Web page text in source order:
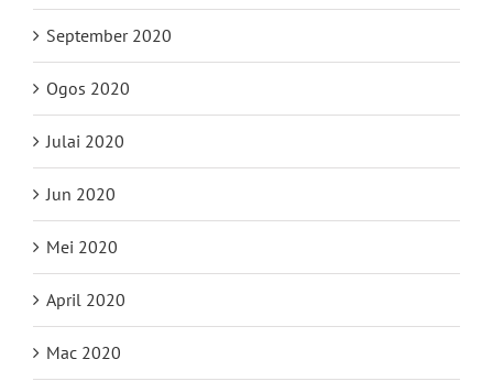
September 2020
Ogos 2020
Julai 2020
Jun 2020
Mei 2020
April 2020
Mac 2020